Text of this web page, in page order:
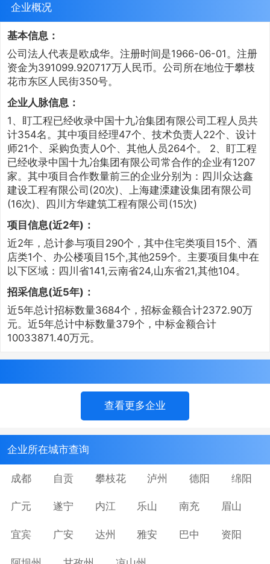
企业概况
基本信息：
公司法人代表是欧成华。注册时间是1966-06-01。注册
资金为391099.920717万人民币。公司所在地位于攀枝
花市东区人民街350号。
企业人脉信息：
1、盯工程已经收录中国十九冶集团有限公司工程人员共
计354名。其中项目经理47个、技术负责人22个、设计
师21个、采购负责人0个、其他人员264个。 2、盯工程
已经收录中国十九冶集团有限公司常合作的企业有1207
家。其中项目合作数量前三的企业分别为：四川众达鑫
建设工程有限公司(20次)、上海建溧建设集团有限公司
(16次)、四川方华建筑工程有限公司(15次)
项目信息(近2年)：
近2年，总计参与项目290个，其中住宅类项目15个、酒
店类1个、办公楼项目15个,其他259个。主要项目集中在
以下区域：四川省141,云南省24,山东省21,其他104。
招采信息(近5年)：
近5年总计招标数量3684个，招标金额合计2372.90万
元。近5年总计中标数量379个，中标金额合计
10033871.40万元。
查看更多企业
企业所在城市查询
成都 自贡 攀枝花 泸州 德阳 绵阳
广元 遂宁 内江 乐山 南充 眉山
宜宾 广安 达州 雅安 巴中 资阳